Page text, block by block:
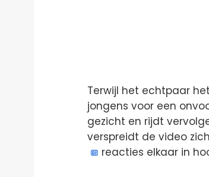
Terwijl het echtpaar
jongens voor een
gezicht en rijdt
verspreidt de video
reacties elkaar in